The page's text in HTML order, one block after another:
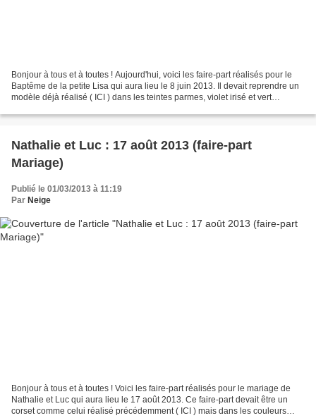
Bonjour à tous et à toutes ! Aujourd'hui, voici les faire-part réalisés pour le
Baptême de la petite Lisa qui aura lieu le 8 juin 2013. Il devait reprendre un
modèle déjà réalisé ( ICI ) dans les teintes parmes, violet irisé et vert
Nathalie et Luc : 17 août 2013 (faire-part
Mariage)
Publié le 01/03/2013 à 11:19
Par Neige
Bonjour à tous et à toutes ! Voici les faire-part réalisés pour le mariage de
Nathalie et Luc qui aura lieu le 17 août 2013. Ce faire-part devait être un
corset comme celui réalisé précédemment ( ICI ) mais dans les couleurs